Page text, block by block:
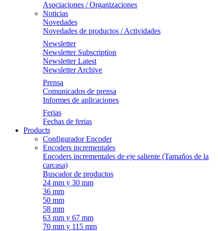
Asociaciones / Organizaciones
Noticias
Novedades
Novedades de productos / Actividades
Newsletter
Newsletter Subscription
Newsletter Latest
Newsletter Archive
Prensa
Comunicados de prensa
Informes de aplicaciones
Ferias
Fechas de ferias
Products
Configurador Encoder
Encoders incrementales
Encoders incrementales de eje saliente (Tamaños de la
carcasa)
Buscador de productos
24 mm y 30 mm
36 mm
50 mm
58 mm
63 mm y 67 mm
70 mm y 115 mm